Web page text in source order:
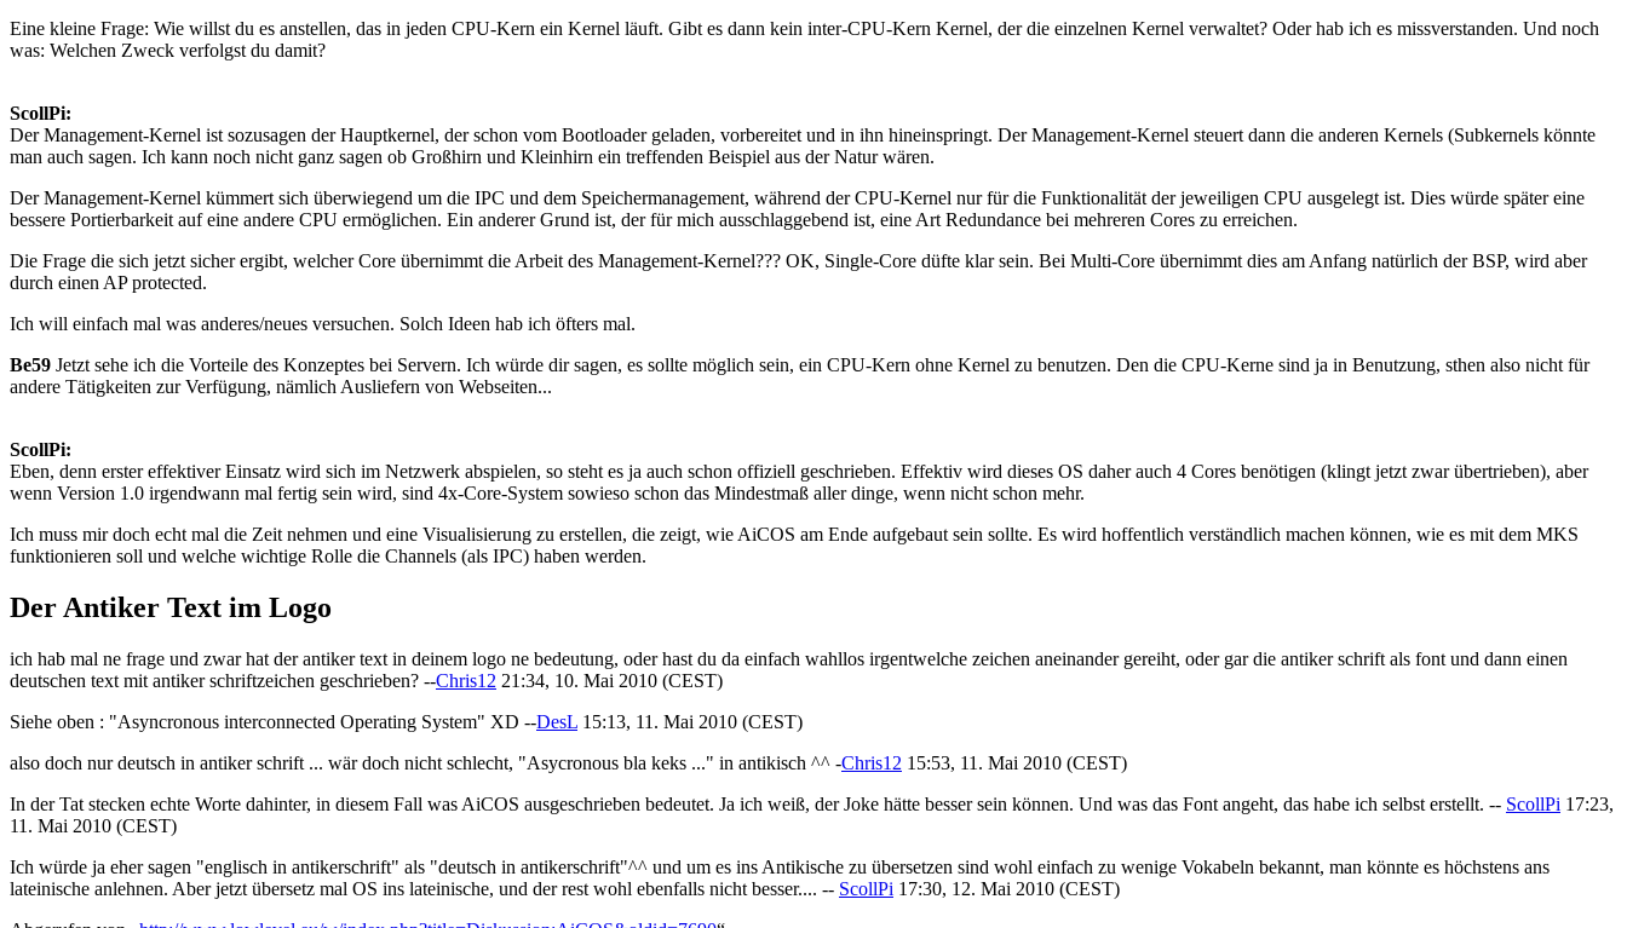
Eine kleine Frage: Wie willst du es anstellen, das in jeden CPU-Kern ein Kernel läuft. Gibt es dann kein inter-CPU-Kern Kernel, der die einzelnen Kernel verwaltet? Oder hab ich es missverstanden. Und noch
was: Welchen Zweck verfolgst du damit?
ScollPi:
Der Management-Kernel ist sozusagen der Hauptkernel, der schon vom Bootloader geladen, vorbereitet und in ihn hineinspringt. Der Management-Kernel steuert dann die anderen Kernels (Subkernels könnte
man auch sagen. Ich kann noch nicht ganz sagen ob Großhirn und Kleinhirn ein treffenden Beispiel aus der Natur wären.
Der Management-Kernel kümmert sich überwiegend um die IPC und dem Speichermanagement, während der CPU-Kernel nur für die Funktionalität der jeweiligen CPU ausgelegt ist. Dies würde später eine
bessere Portierbarkeit auf eine andere CPU ermöglichen. Ein anderer Grund ist, der für mich ausschlaggebend ist, eine Art Redundance bei mehreren Cores zu erreichen.
Die Frage die sich jetzt sicher ergibt, welcher Core übernimmt die Arbeit des Management-Kernel??? OK, Single-Core düfte klar sein. Bei Multi-Core übernimmt dies am Anfang natürlich der BSP, wird aber
durch einen AP protected.
Ich will einfach mal was anderes/neues versuchen. Solch Ideen hab ich öfters mal.
Be59 Jetzt sehe ich die Vorteile des Konzeptes bei Servern. Ich würde dir sagen, es sollte möglich sein, ein CPU-Kern ohne Kernel zu benutzen. Den die CPU-Kerne sind ja in Benutzung, sthen also nicht für
andere Tätigkeiten zur Verfügung, nämlich Ausliefern von Webseiten...
ScollPi:
Eben, denn erster effektiver Einsatz wird sich im Netzwerk abspielen, so steht es ja auch schon offiziell geschrieben. Effektiv wird dieses OS daher auch 4 Cores benötigen (klingt jetzt zwar übertrieben), aber
wenn Version 1.0 irgendwann mal fertig sein wird, sind 4x-Core-System sowieso schon das Mindestmaß aller dinge, wenn nicht schon mehr.
Ich muss mir doch echt mal die Zeit nehmen und eine Visualisierung zu erstellen, die zeigt, wie AiCOS am Ende aufgebaut sein sollte. Es wird hoffentlich verständlich machen können, wie es mit dem MKS
funktionieren soll und welche wichtige Rolle die Channels (als IPC) haben werden.
Der Antiker Text im Logo
ich hab mal ne frage und zwar hat der antiker text in deinem logo ne bedeutung, oder hast du da einfach wahllos irgentwelche zeichen aneinander gereiht, oder gar die antiker schrift als font und dann einen
deutschen text mit antiker schriftzeichen geschrieben? --Chris12 21:34, 10. Mai 2010 (CEST)
Siehe oben : "Asyncronous interconnected Operating System" XD --DesL 15:13, 11. Mai 2010 (CEST)
also doch nur deutsch in antiker schrift ... wär doch nicht schlecht, "Asycronous bla keks ..." in antikisch ^^ -Chris12 15:53, 11. Mai 2010 (CEST)
In der Tat stecken echte Worte dahinter, in diesem Fall was AiCOS ausgeschrieben bedeutet. Ja ich weiß, der Joke hätte besser sein können. Und was das Font angeht, das habe ich selbst erstellt. -- ScollPi 17:23,
11. Mai 2010 (CEST)
Ich würde ja eher sagen "englisch in antikerschrift" als "deutsch in antikerschrift"^^ und um es ins Antikische zu übersetzen sind wohl einfach zu wenige Vokabeln bekannt, man könnte es höchstens ans
lateinische anlehnen. Aber jetzt übersetz mal OS ins lateinische, und der rest wohl ebenfalls nicht besser.... -- ScollPi 17:30, 12. Mai 2010 (CEST)